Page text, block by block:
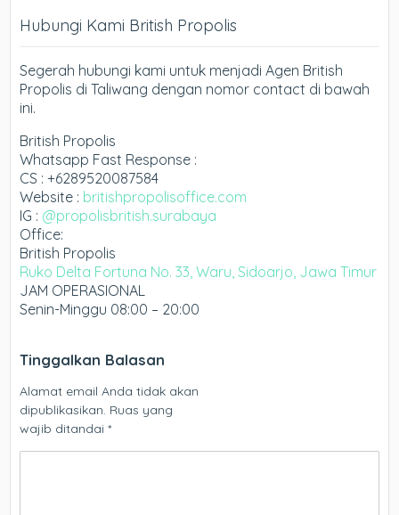
Hubungi Kami British Propolis
Segerah hubungi kami untuk menjadi Agen British
Propolis di Taliwang dengan nomor contact di bawah
ini.
British Propolis
Whatsapp Fast Response :
CS : +6289520087584
Website : britishpropolisoffice.com
IG : @propolisbritish.surabaya
Office:
British Propolis
Ruko Delta Fortuna No. 33, Waru, Sidoarjo, Jawa Timur
JAM OPERASIONAL
Senin-Minggu 08:00 – 20:00
Tinggalkan Balasan
Alamat email Anda tidak akan
dipublikasikan. Ruas yang
wajib ditandai*